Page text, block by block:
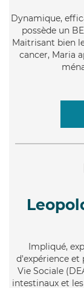
Dynamique,
possède un
Maitrisant bien
cancer, Maria
Impliqué,
d'expérience et
Vie Sociale
intestinaux et